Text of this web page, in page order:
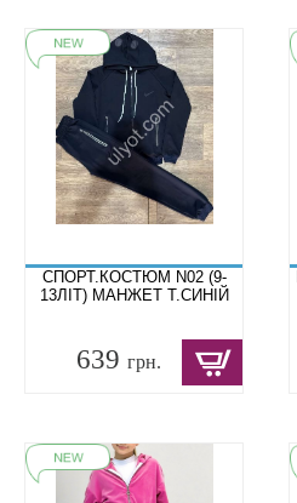
СПОРТ.КОСТЮМ N02 (9-
13ЛІТ) МАНЖЕТ Т.СИНІЙ
639 грн.